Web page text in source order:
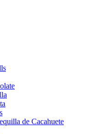
de Cacahuete